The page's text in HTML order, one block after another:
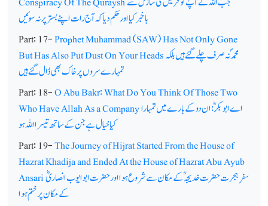
باخبرکیا اور حکم دیا کہ آج رات اپنے بستر پر نہ سوئیں
Part: 17-Prophet Muhammad (SAW) Has Not Only Gone
But Has Also Put Dust On Your Headsمحمدؐنہ صرف چلے گئے ہیں بلکہ
تمہارے سروں پر خاک بھی ڈال گئے ہیں
Part: 18-O Abu Bakr: What Do You Think Of Those Two
Who Have Allah As a Companyاے ابوبکرؓ: ان دو کے بارے میں تمہارا
کیا خیال ہے جن کے ساتھ تیسرا اللہ ہو
Part: 19-The Journey of Hijrat Started From the House of
Hazrat Khadija and Ended At the House of Hazrat Abu Ayub
Ansariسفر ِ ہجرت حضرت خدیجہ ؓکے مکان سے شروع ہوا اور حضرت ابوایوب انصاریؓ
کے مکان پر ختم ہوا